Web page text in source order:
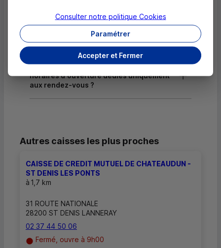
Où trouver les numéros d'urgence ?
Comment savoir si mon agence a des
horaires d'ouverture dédiés uniquement
aux rendez-vous ?
Autres caisses les plus proches
CAISSE DE CREDIT MUTUEL DE CHATEAUDUN -
ST DENIS LES PONTS
à 1,7 km
31 ROUTE NATIONALE
28200 ST DENIS LANNERAY
02 37 44 50 06
Fermé, ouvre à 9h00
Accepter et Fermer
Paramétrer
Consulter notre politique Cookies